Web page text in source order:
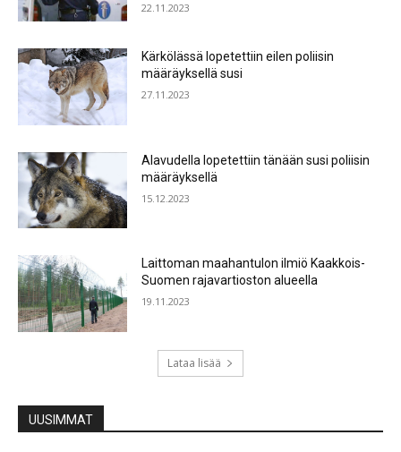
22.11.2023
Kärkölässä lopetettiin eilen poliisin
määräyksellä susi
27.11.2023
Alavudella lopetettiin tänään susi poliisin
määräyksellä
15.12.2023
Laittoman maahantulon ilmiö Kaakkois-
Suomen rajavartioston alueella
19.11.2023
Lataa lisää
UUSIMMAT